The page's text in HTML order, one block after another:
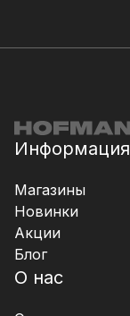
Информация
Магазины
Новинки
Акции
Блог
О нас